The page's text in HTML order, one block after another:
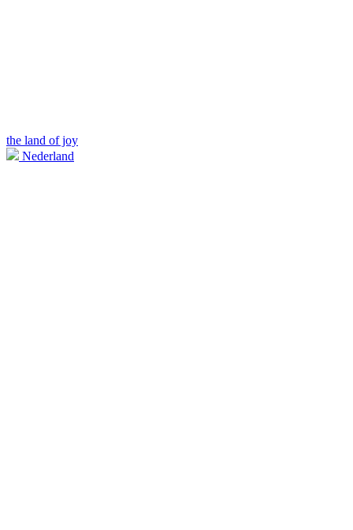
the land of joy
Nederland